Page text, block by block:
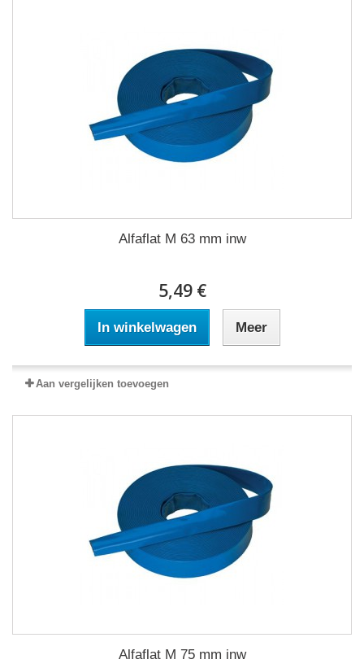
Alfaflat M 63 mm inw
5,49 €
In winkelwagen Meer
Aan vergelijken toevoegen
Alfaflat M 75 mm inw